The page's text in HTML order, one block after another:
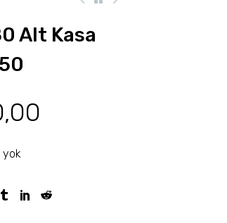
Alt Kasa
yok